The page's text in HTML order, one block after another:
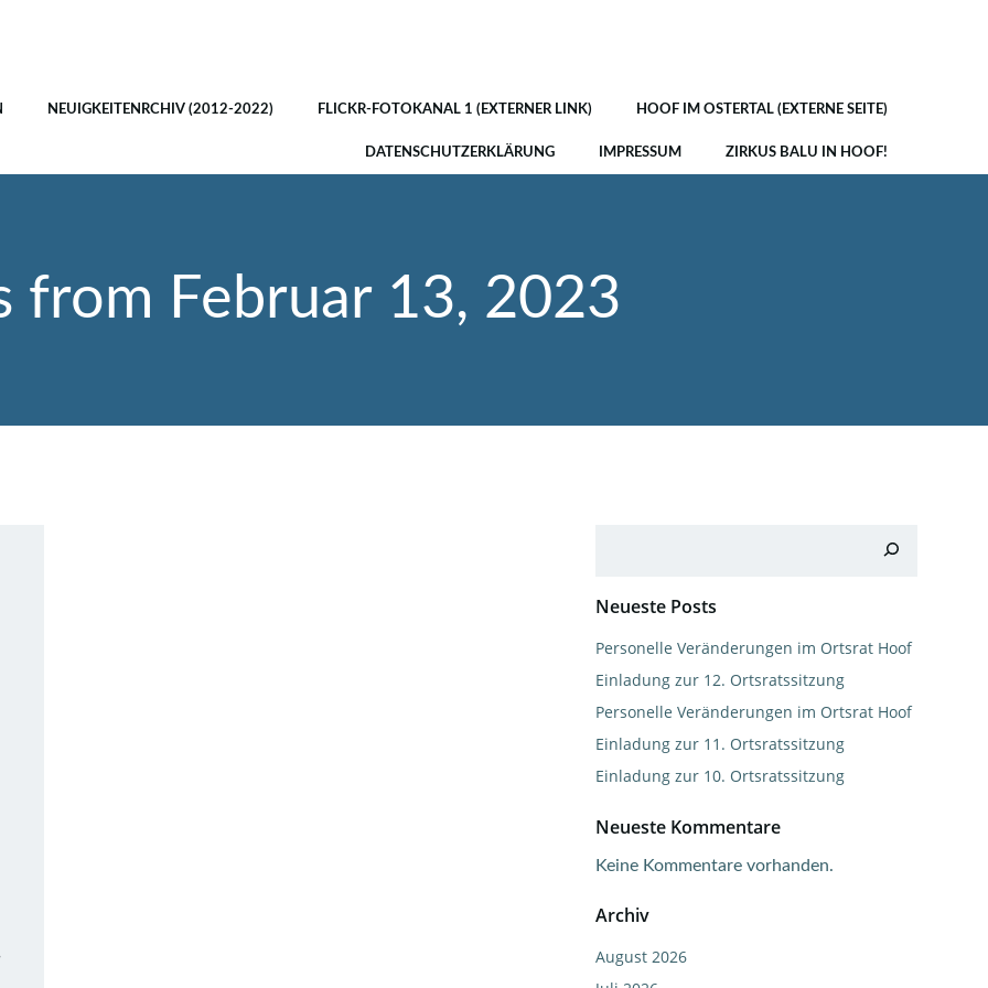
NEUIGKEITENRCHIV (2012-2022) FLICKR-FOTOKANAL 1 (EXTERNER LINK) HOOF IM OSTERTAL (EXTERNE SEITE)
DATENSCHUTZERKLÄRUNG IMPRESSUM ZIRKUS BALU IN HOOF!
from Februar 13, 2023
Neueste Posts
Personelle Veränderungen im Ortsrat Hoof
Einladung zur 12. Ortsratssitzung
Personelle Veränderungen im Ortsrat Hoof
Einladung zur 11. Ortsratssitzung
Einladung zur 10. Ortsratssitzung
Neueste Kommentare
Keine Kommentare vorhanden.
Archiv
August 2026